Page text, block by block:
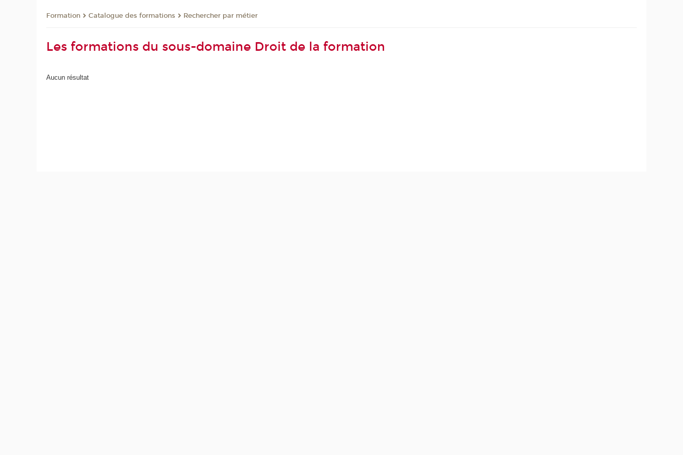
Formation Catalogue des formations Rechercher par métier
Les formations du sous-domaine Droit de la formation
Aucun résultat